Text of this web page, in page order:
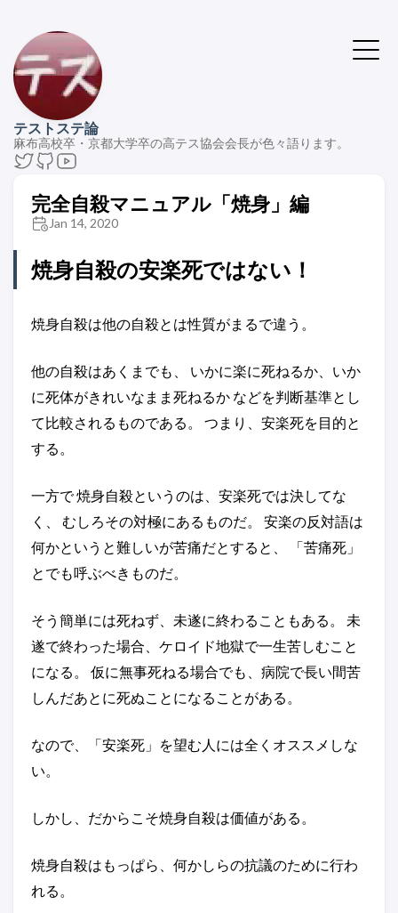
テストステ論
麻布高校卒・京都大学卒の高テス協会会長が色々語ります。
完全自殺マニュアル「焼身」編
Jan 14, 2020
焼身自殺の安楽死ではない！
焼身自殺は他の自殺とは性質がまるで違う。
他の自殺はあくまでも、 いかに楽に死ねるか、いか
に死体がきれいなまま死ねるか などを判断基準とし
て比較されるものである。 つまり、安楽死を目的と
する。
一方で 焼身自殺というのは、安楽死では決してな
く、 むしろその対極にあるものだ。 安楽の反対語は
何かというと難しいが苦痛だとすると、 「苦痛死」
とでも呼ぶべきものだ。
そう簡単には死ねず、未遂に終わることもある。 未
遂で終わった場合、ケロイド地獄で一生苦しむこと
になる。 仮に無事死ねる場合でも、病院で長い間苦
しんだあとに死ぬことになることがある。
なので、「安楽死」を望む人には全くオススメしな
い。
しかし、だからこそ焼身自殺は価値がある。
焼身自殺はもっぱら、何かしらの抗議のために行わ
れる。